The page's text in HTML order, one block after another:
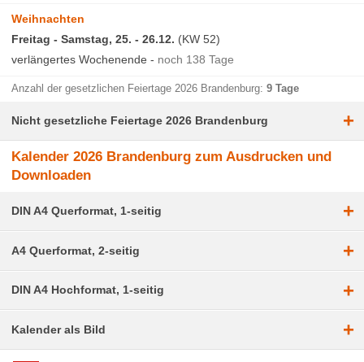
Weihnachten
Freitag - Samstag, 25. - 26.12. (KW 52)
verlängertes Wochenende - noch 138 Tage
Anzahl der gesetzlichen Feiertage 2026 Brandenburg:9 Tage
Nicht gesetzliche Feiertage 2026 Brandenburg +
Kalender 2026 Brandenburg zum Ausdrucken und
Downloaden
DIN A4 Querformat, 1-seitig +
A4 Querformat, 2-seitig +
DIN A4 Hochformat, 1-seitig +
Kalender als Bild +